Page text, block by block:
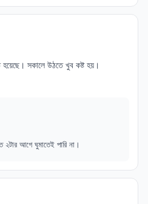
হয়েছে। সকালে উঠতে খুব কষ্ট হয়।
আগে ঘুমাতেই পারি না।